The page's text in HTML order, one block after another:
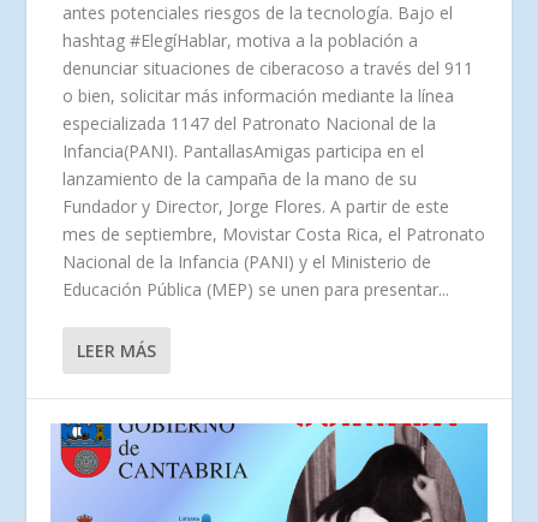
antes potenciales riesgos de la tecnología. Bajo el
hashtag #ElegíHablar, motiva a la población a
denunciar situaciones de ciberacoso a través del 911
o bien, solicitar más información mediante la línea
especializada 1147 del Patronato Nacional de la
Infancia(PANI). PantallasAmigas participa en el
lanzamiento de la campaña de la mano de su
Fundador y Director, Jorge Flores. A partir de este
mes de septiembre, Movistar Costa Rica, el Patronato
Nacional de la Infancia (PANI) y el Ministerio de
Educación Pública (MEP) se unen para presentar...
LEER MÁS